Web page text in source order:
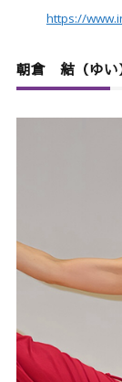
https://
朝倉 結（ゆい